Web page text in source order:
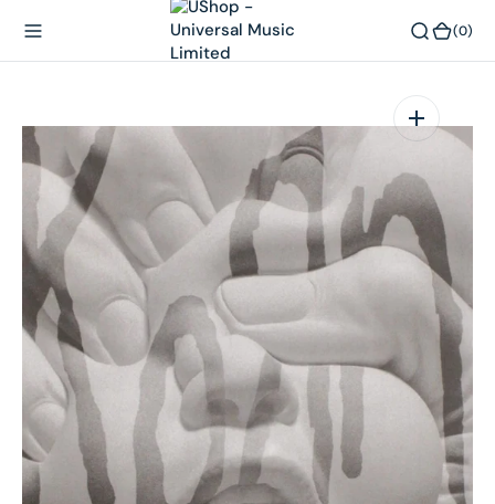
(0)
在
相
簿
中
開
啟